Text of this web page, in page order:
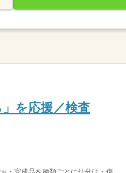
を応援／検査